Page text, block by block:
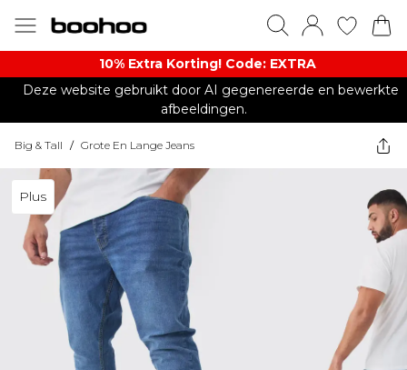
10% Extra Korting! Code: EXTRA​
Deze website gebruikt door AI gegenereerde en bewerkte
afbeeldingen.
Big & Tall / Grote En Lange Jeans
Plus